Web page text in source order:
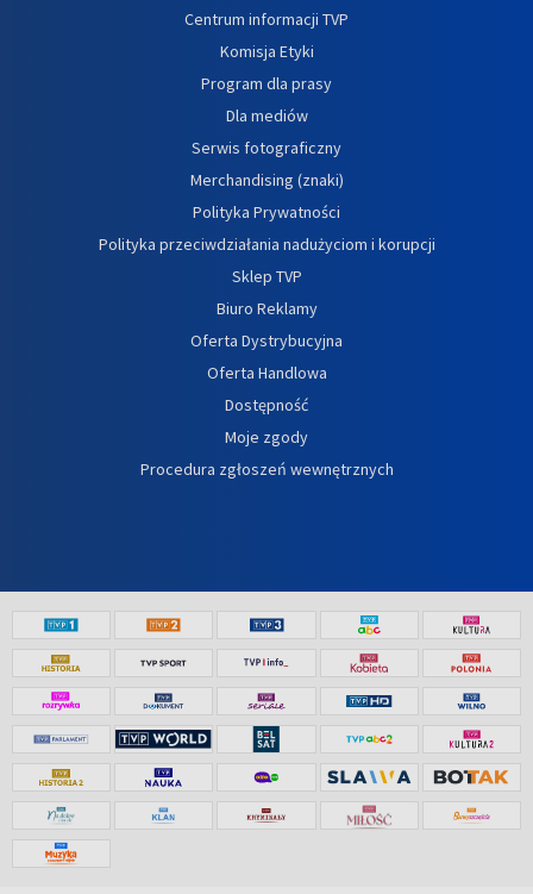
Centrum informacji TVP
Komisja Etyki
Program dla prasy
Dla mediów
Serwis fotograficzny
Merchandising (znaki)
Polityka Prywatności
Polityka przeciwdziałania nadużyciom i korupcji
Sklep TVP
Biuro Reklamy
Oferta Dystrybucyjna
Oferta Handlowa
Dostępność
Moje zgody
Procedura zgłoszeń wewnętrznych